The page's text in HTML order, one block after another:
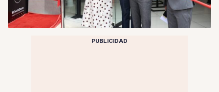
PUBLICIDAD